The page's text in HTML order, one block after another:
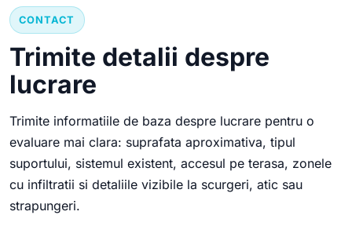
CONTACT
Trimite detalii despre
lucrare
Trimite informatiile de baza despre lucrare pentru o
evaluare mai clara: suprafata aproximativa, tipul
suportului, sistemul existent, accesul pe terasa, zonele
cu infiltratii si detaliile vizibile la scurgeri, atic sau
strapungeri.